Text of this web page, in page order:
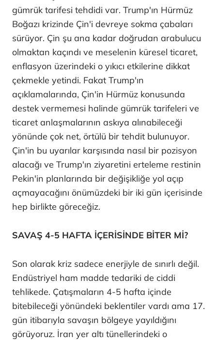
gümrük tarifesi tehdidi var. Trump'ın Hürmüz
Boğazı krizinde Çin'i devreye sokma çabaları
sürüyor. Çin şu ana kadar doğrudan arabulucu
olmaktan kaçındı ve meselenin küresel ticaret,
enflasyon üzerindeki o yıkıcı etkilerine dikkat
çekmekle yetindi. Fakat Trump'ın
açıklamalarında, Çin'in Hürmüz konusunda
destek vermemesi halinde gümrük tarifeleri ve
ticaret anlaşmalarının askıya alınabileceği
yönünde çok net, örtülü bir tehdit bulunuyor.
Çin'in bu uyarılar karşısında nasıl bir pozisyon
alacağı ve Trump'ın ziyaretini erteleme restinin
Pekin'in planlarında bir değişikliğe yol açıp
açmayacağını önümüzdeki bir iki gün içerisinde
hep birlikte göreceğiz.
SAVAŞ 4-5 HAFTA İÇERİSİNDE BİTER Mİ?
Son olarak kriz sadece enerjiyle de sınırlı değil.
Endüstriyel ham madde tedariki de ciddi
tehlikede. Çatışmaların 4-5 hafta içinde
bitebileceği yönündeki beklentiler vardı ama 17.
gün itibarıyla savaşın bölgeye yayıldığını
görüyoruz. İran yer altı tünellerindeki o